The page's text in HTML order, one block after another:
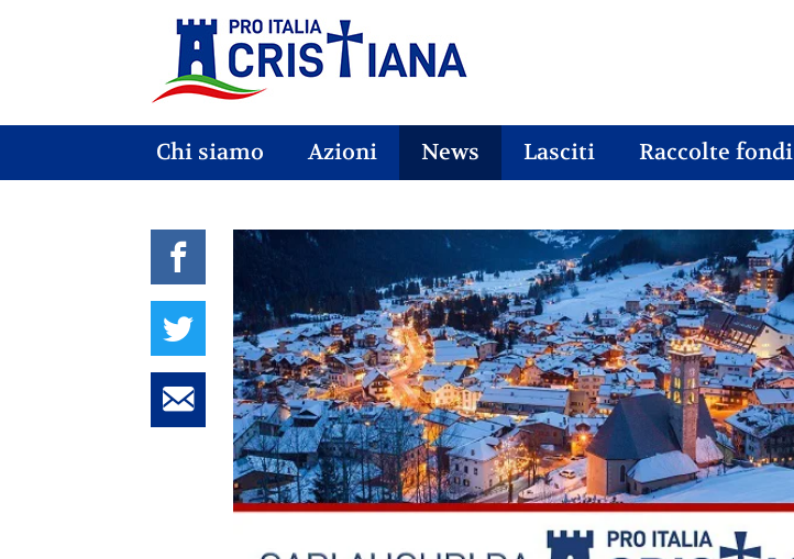
Chi siamo Azioni News Lasciti Raccolte fondi